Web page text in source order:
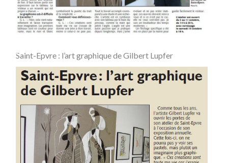
Saint-Epvre : l’art graphique de Gilbert Lupfer